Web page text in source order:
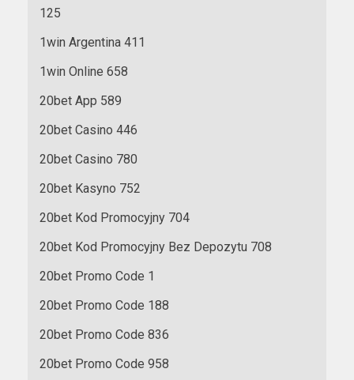
125
1win Argentina 411
1win Online 658
20bet App 589
20bet Casino 446
20bet Casino 780
20bet Kasyno 752
20bet Kod Promocyjny 704
20bet Kod Promocyjny Bez Depozytu 708
20bet Promo Code 1
20bet Promo Code 188
20bet Promo Code 836
20bet Promo Code 958